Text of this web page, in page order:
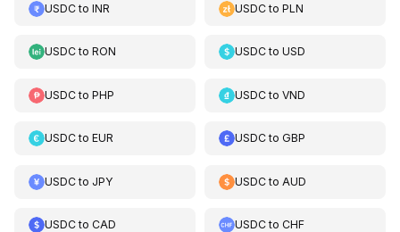
USDCto INR USDCtoPLN
USDCto RON USDCtoUSD
USDCto PHP USDCtoVND
USDCto EUR USDCtoGBP
USDCto JPY USDCto AUD
USDCto CAD USDCtoCHF